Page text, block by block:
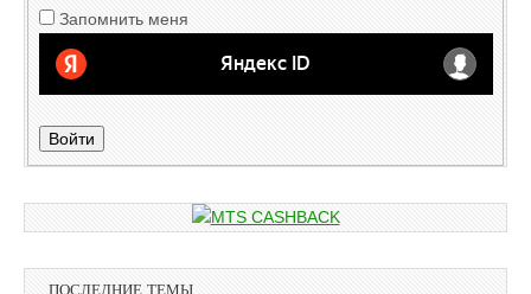
Запомнить меня
Войти